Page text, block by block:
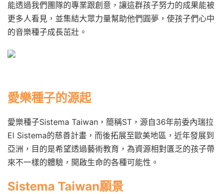
能透過我們團隊的專業跟創意，讓這群孩子努力的成果能被
更多人看見，並集結大眾力量幫助他們圓夢，使孩子們心中
的音樂種子成長茁壯。
愛樂種子的源起
愛樂種子Sistema Taiwan，簡稱ST，源自36年前委內瑞拉
El Sistema的慈善計畫，而後拓展至歐美地區，近年發展到
亞洲，目的是希望透過藝術教育，為資源相對匱乏的孩子帶
來不一樣的體驗，開啟生命的各種可能性。
Sistema Taiwan願景